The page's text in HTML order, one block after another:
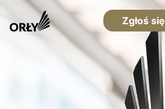
Zgłoś się